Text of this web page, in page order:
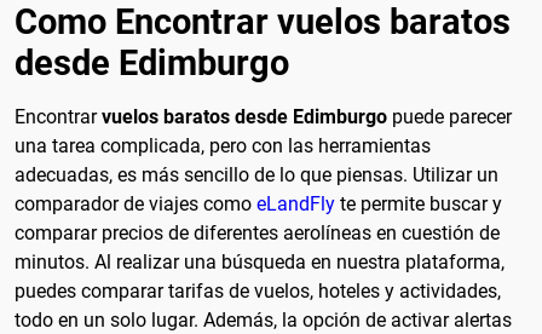
Como Encontrar vuelos baratos
desde Edimburgo
Encontrarvuelos baratos desde Edimburgo puede parecer
una tarea complicada, pero con las herramientas
adecuadas, es más sencillo de lo que piensas. Utilizar un
comparador de viajes como eLandFly te permite buscar y
comparar precios de diferentes aerolíneas en cuestión de
minutos. Al realizar una búsqueda en nuestra plataforma,
puedes comparar tarifas de vuelos, hoteles y actividades,
todo en un solo lugar. Además, la opción de activar alertas